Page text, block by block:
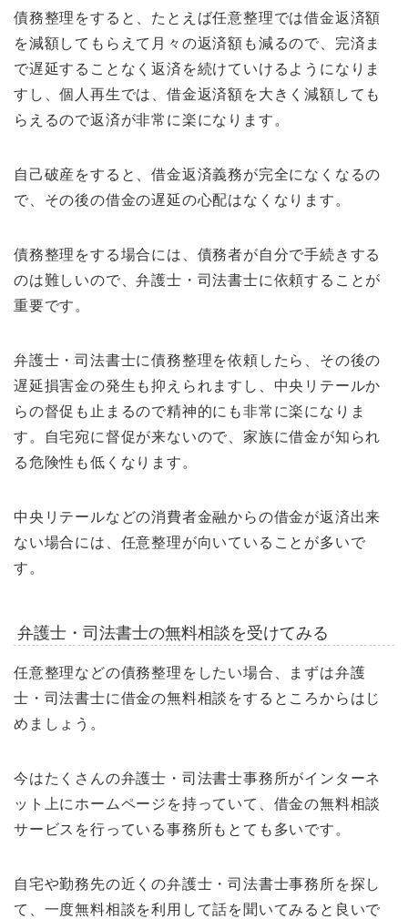
債務整理をすると、たとえば任意整理では借金返済額
を減額してもらえて月々の返済額も減るので、完済ま
で遅延することなく返済を続けていけるようになりま
すし、個人再生では、借金返済額を大きく減額しても
らえるので返済が非常に楽になります。
自己破産をすると、借金返済義務が完全になくなるの
で、その後の借金の遅延の心配はなくなります。
債務整理をする場合には、債務者が自分で手続きする
のは難しいので、弁護士・司法書士に依頼することが
重要です。
弁護士・司法書士に債務整理を依頼したら、その後の
遅延損害金の発生も抑えられますし、中央リテールか
らの督促も止まるので精神的にも非常に楽になりま
す。自宅宛に督促が来ないので、家族に借金が知られ
る危険性も低くなります。
中央リテールなどの消費者金融からの借金が返済出来
ない場合には、任意整理が向いていることが多いで
す。
弁護士・司法書士の無料相談を受けてみる
任意整理などの債務整理をしたい場合、まずは弁護
士・司法書士に借金の無料相談をするところからはじ
めましょう。
今はたくさんの弁護士・司法書士事務所がインターネ
ット上にホームページを持っていて、借金の無料相談
サービスを行っている事務所もとても多いです。
自宅や勤務先の近くの弁護士・司法書士事務所を探し
て、一度無料相談を利用して話を聞いてみると良いで